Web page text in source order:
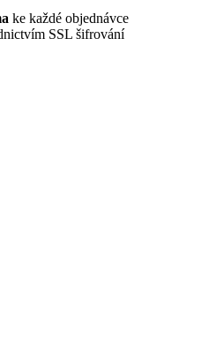
ke každé objednávce
SSL šifrování